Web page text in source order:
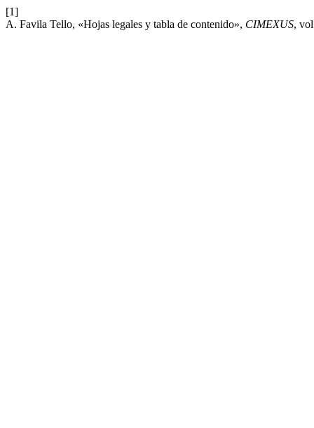
[1]
A. Favila Tello, «Hojas legales y tabla de contenido», CIMEXUS,